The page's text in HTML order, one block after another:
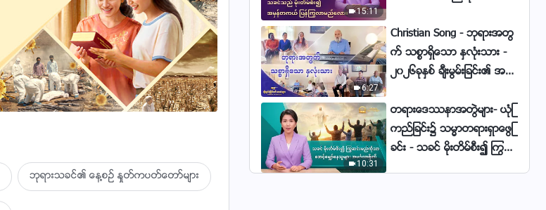
ဘုရားသခင္၏ ေန႔စဥ္ ႏႈတ္ကပတ္ေတာ္မ်ား
15:11
ည္ေလာ။
6:27
Christian Song - ဘုရားအတြ
က္ သစၥာရွိေသာ ႏွလုံးသား -
၂၀၂၆ခုႏွစ္ ခ်ီးမြမ္းျခင္း၏ အသံ
10:31
တရားေဒႆနာအတြဲမ်ား- ယုံၾ
ကည္ျခင္း၌ သမၼာတရားရွာေဖြျ
ခင္း - သခင္ မိုးတိမ္စီး၍ ႂကြဆ